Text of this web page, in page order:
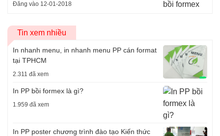
Đăng vào 12-01-2018
Tin xem nhiều
In nhanh menu, in nhanh menu PP cán format
tại TPHCM
2.311 đã xem
In PP bồi formex là gì?
1.959 đã xem
In PP poster chương trình đào tạo Kiến thức